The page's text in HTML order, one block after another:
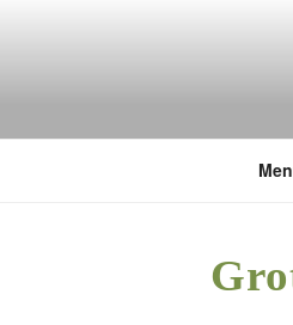
DEUTSCHE